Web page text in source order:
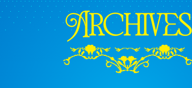
Archives